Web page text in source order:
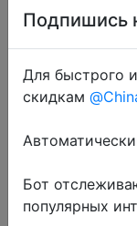
Подпишись
Для быстрого
скидкам
Бот
популярных